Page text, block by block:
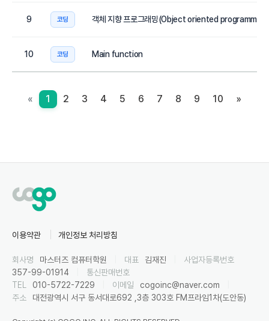
9 코딩 객체 지향 프로그래밍(Object oriented
10 코딩 Main function
« 1 2 3 4 5 6 7 8 9 10 »
이용약관 개인정보 처리방침
회사명 마스터즈 컴퓨터학원 대표 김재진
사업자등록번호
357-99-01914
통신판매번호
TEL
010-5722-7229 이메일 cogoinc@naver.com
주소
대전광역시 서구 동서대로692 ,3층 303호 FM프라임1차(도안동)